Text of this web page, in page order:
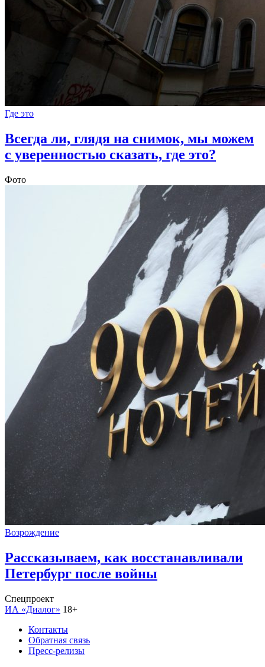
Где это
Всегда ли, глядя на снимок, мы можем
с уверенностью сказать, где это?
Фото
Возрождение
Рассказываем, как восстанавливали
Петербург после войны
Спецпроект
ИА «Диалог» 18+
Контакты
Обратная связь
Пресс-релизы